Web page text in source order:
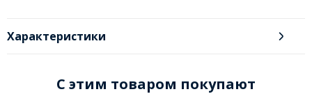
Характеристики
C этим товаром покупают